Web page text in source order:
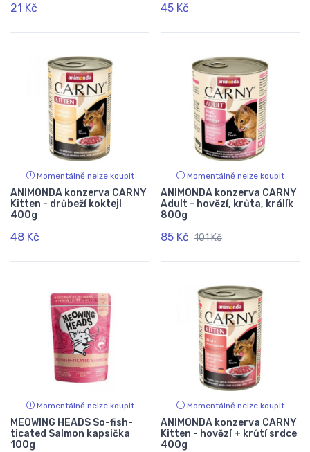
21 Kč 45 Kč
Momentálně nelze koupit
ANIMONDA konzerva CARNY
Kitten - drůbeží koktejl
400g
48 Kč
Momentálně nelze koupit
ANIMONDA konzerva CARNY
Adult - hovězí, krůta, králík
800g
85 Kč 101 Kč
Momentálně nelze koupit
MEOWING HEADS So-fish-
ticated Salmon kapsička
100g
Momentálně nelze koupit
ANIMONDA konzerva CARNY
Kitten - hovězí + krůtí srdce
400g